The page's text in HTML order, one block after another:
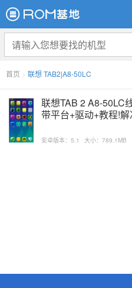
首页 > 联想 TAB2|A8-50LC
联想TAB 2 A8-50LC
带平台+驱动+教程!
安卓版本：5.1 大小：789.1MB